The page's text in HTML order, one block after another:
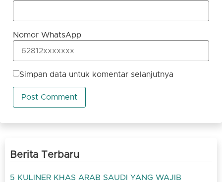
Nomor WhatsApp
Simpan data untuk komentar selanjutnya
Berita Terbaru
5 KULINER KHAS ARAB SAUDI YANG WAJIB